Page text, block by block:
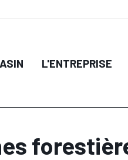
L'ENTREPRISE